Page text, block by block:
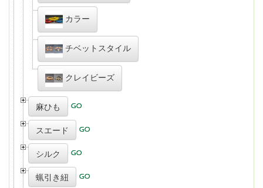
カラー
チベットスタイル
クレイビーズ
麻ひも
スエード
シルク
蝋引き紐